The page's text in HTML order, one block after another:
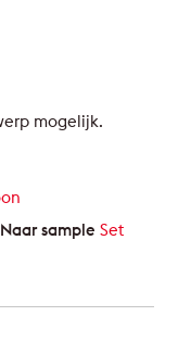
mogelijk.
sample Set